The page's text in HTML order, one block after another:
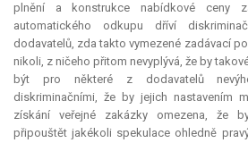
plnění a konstrukce nabídkové ceny
automatického odkupu dříví
dodavatelů, zda takto vymezené zadávací
nikoli, z ničeho přitom nevyplývá, že by
být pro některé z dodavatelů
diskriminačními, že by jejich nastavením
získání veřejné zakázky omezena, že
připouštět jakékoli spekulace ohledně